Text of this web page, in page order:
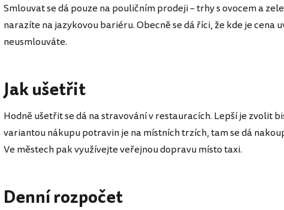
Smlouvat se dá pouze na pouličním prodeji – trhy s ovocem a
narazíte na jazykovou bariéru. Obecně se dá říci, že kde je cena
neusmlouváte.
Jak ušetřit
Hodně ušetřit se dá na stravování v restauracích. Lepší je zvolit
variantou nákupu potravin je na místních trzích, tam se dá
Ve městech pak využívejte veřejnou dopravu místo taxi.
Denní rozpočet